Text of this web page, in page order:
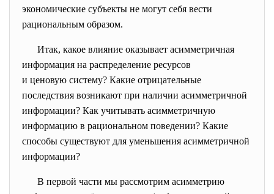
экономические субъекты не могут себя вести
рациональным образом.
Итак, какое влияние оказывает асимметричная
информация на распределение ресурсов
и ценовую систему? Какие отрицательные
последствия возникают при наличии асимметричной
информации? Как учитывать асимметричную
информацию в рациональном поведении? Какие
способы существуют для уменьшения асимметричной
информации?
В первой части мы рассмотрим асимметрию